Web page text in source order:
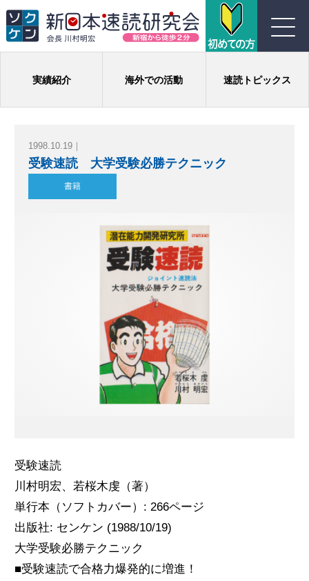
川村式ジョイント速読とは
コース紹介
受講生の声
よくある質問
無料体験のお申し込み
実績紹介 海外での活動 速読トピックス
1998.10.19｜
受験速読 大学受験必勝テクニック
書籍
受験速読
川村明宏、若桜木虔（著）
単行本（ソフトカバー）: 266ページ
出版社: センケン (1988/10/19)
大学受験必勝テクニック
■受験速読で合格力爆発的に増進！